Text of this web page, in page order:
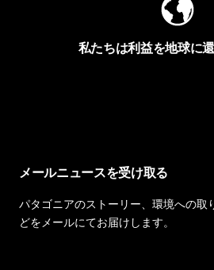
私たちは利益を地球に還
メールニュースを受け取る
パタゴニアのストーリー、環境への取
どをメールにてお届けします。